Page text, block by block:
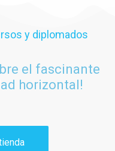
y diplomados
el fascinante
horizontal!